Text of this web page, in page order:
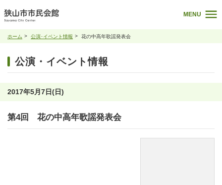
MENU
ホーム 公演･イベント情報 花の中高年歌謡発表会
公演・イベント情報
2017年5月7日(日)
第4回 花の中高年歌謡発表会